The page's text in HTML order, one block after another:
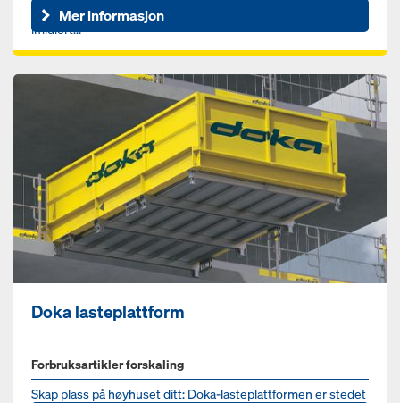
bør ferdigstilles raskere og mer økonomisk. Dette må
imidlert...
Mer informasjon
Doka lasteplattform
Forbruksartikler forskaling
Skap plass på høyhuset ditt: Doka-lasteplattformen er stedet